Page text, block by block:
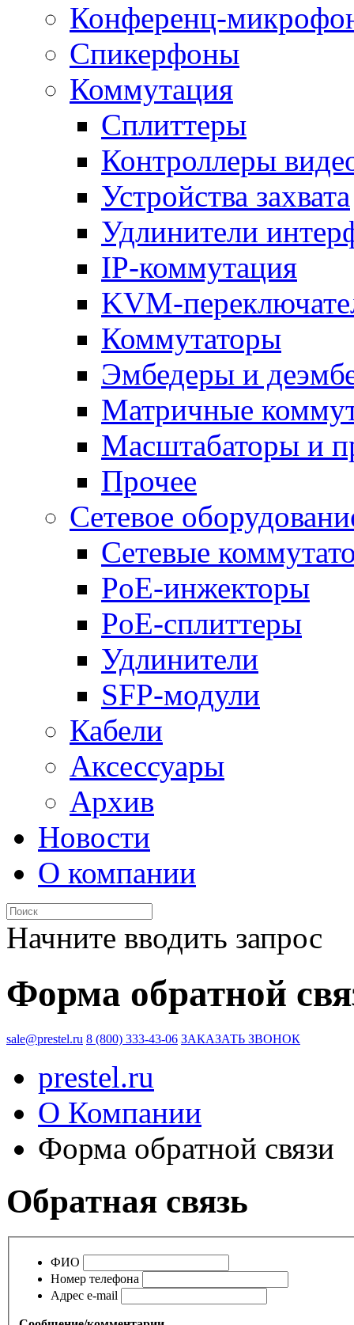
Конференц-
Спикерфоны
Коммутация
Сплиттеры
Контроллеры
Устройства захвата
Удлинители
IP-коммутация
KVM-
Коммутаторы
Эмбедеры и
Матричные
Масштабаторы и
Прочее
Сетевое
Сетевые
PoE-инжекторы
PoE-сплиттеры
Удлинители
SFP-модули
Кабели
Аксессуары
Архив
Новости
О компании
Начните вводить запрос
Форма обратной
sale@prestel.ru 8 (800) 333-43-06 ЗАКАЗАТЬ ЗВОНОК
prestel.ru
О Компании
Форма обратной связи
Обратная связь
ФИО
Номер телефона
Адрес e-mail